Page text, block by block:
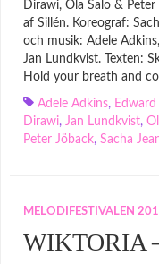
Dirawi, Ola Salo & Peter
af Sillén. Koreograf:
och musik: Adele
Jan Lundkvist. Texten:
Hold your breath and
Adele Adkins,
Dirawi, Jan Lundkvist,
Peter Jöback, Sacha
MELODIFESTIVALEN
WIKTORIA